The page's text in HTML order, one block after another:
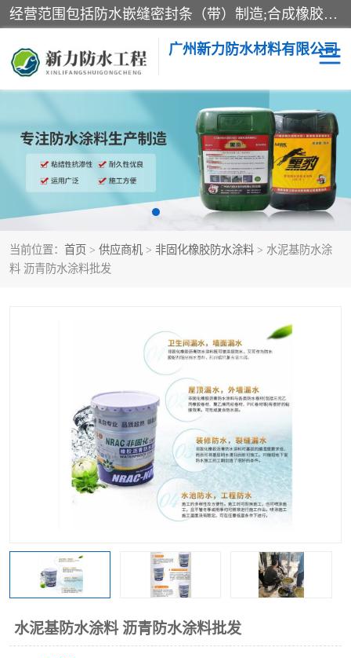
经营范围包括防水嵌缝密封条（带）制造;合成橡胶制造（监控化学品、危险化学品除外）;沥青混合物制造;防水胶粘带制造;其他合成材料制造（监控化学品、危险化学品除外）;涂料制造（监控化学品、危险化学品除外）;建筑结构防水补漏;防水建筑材料制造;粘合剂制造（监控化学品、危险化学品除外）;涂料零售;广州新力防水材料有限公司具有1处分支机构。
广州新力防水材料有限公司
当前位置： 首页 > 供应商机 > 非固化橡胶防水涂料 > 水泥基防水涂
料 沥青防水涂料批发
水泥基防水涂料 沥青防水涂料批发
黑豹防水胶 建筑108胶水
乳化沥青防水涂料 自粘卷材
非固化橡胶防水涂料